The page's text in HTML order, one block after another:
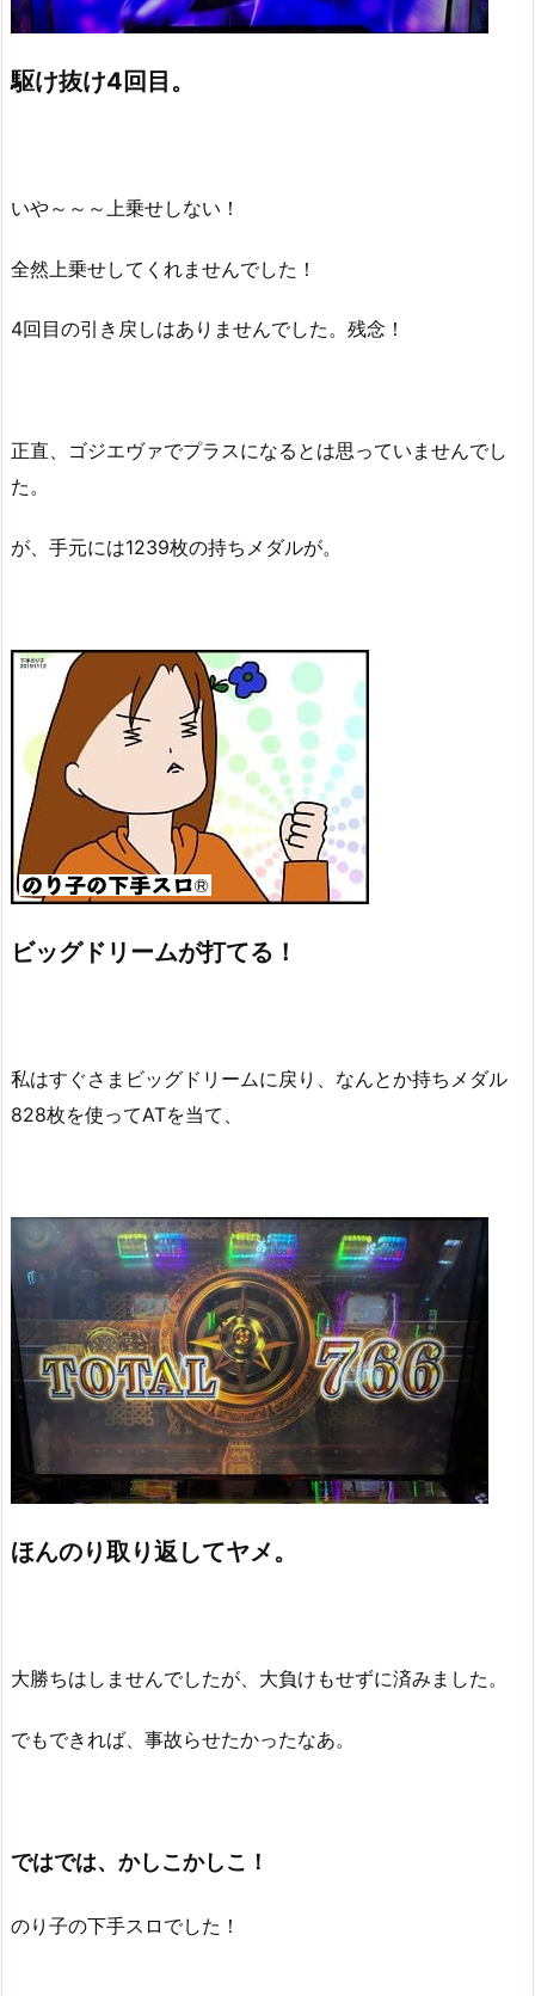
駆け抜け4回目。
いや～～～上乗せしない！
全然上乗せしてくれませんでした！
4回目の引き戻しはありませんでした。残念！
正直、ゴジエヴァでプラスになるとは思っていませんでし
た。
が、手元には1239枚の持ちメダルが。
ビッグドリームが打てる！
私はすぐさまビッグドリームに戻り、なんとか持ちメダル
828枚を使ってATを当て、
ほんのり取り返してヤメ。
大勝ちはしませんでしたが、大負けもせずに済みました。
でもできれば、事故らせたかったなあ。
ではでは、かしこかしこ！
のり子の下手スロでした！